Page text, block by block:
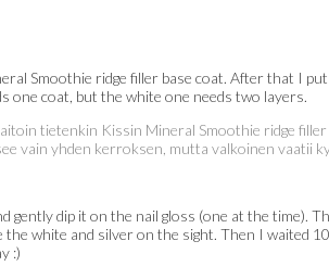
Smoothie ridge filler base coat. After that I
one coat, but the white one needs two layers.
tietenkin Kissin Mineral Smoothie ridge
vain yhden kerroksen, mutta valkoinen vaatii
gently dip it on the nail gloss (one at the
white and silver on the sight. Then I waited
:)